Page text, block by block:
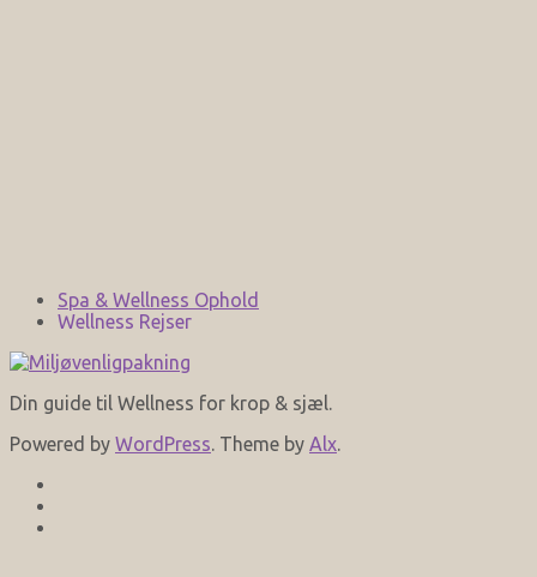
Spa & Wellness Ophold
Wellness Rejser
Din guide til Wellness for krop & sjæl.
Powered by WordPress. Theme by Alx.